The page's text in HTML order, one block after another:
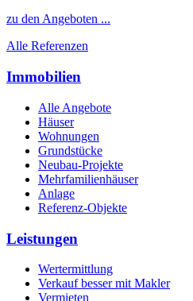
zu den Angeboten ...
Alle Referenzen
Immobilien
Alle Angebote
Häuser
Wohnungen
Grundstücke
Neubau-Projekte
Mehrfamilienhäuser
Anlage
Referenz-Objekte
Leistungen
Wertermittlung
Verkauf besser mit Makler
Vermieten